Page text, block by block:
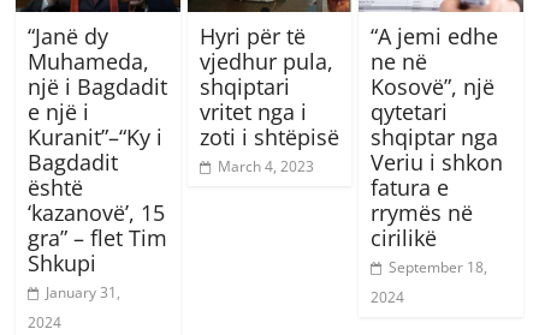
“Janë dy
Muhameda,
një i Bagdadit
e një i
Kuranit”–“Ky i
Bagdadit
është
‘kazanovë’, 15
gra” – flet Tim
Shkupi
January 31,
2024
Hyri për të
vjedhur pula,
shqiptari
vritet nga i
zoti i shtëpisë
March 4, 2023
“A jemi edhe
ne në
Kosovë”, një
qytetari
shqiptar nga
Veriu i shkon
fatura e
rrymës në
cirilikë
September 18,
2024